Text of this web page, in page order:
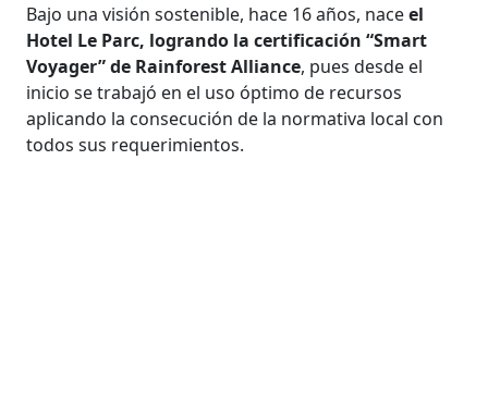
Bajo una visión sostenible, hace 16 años, naceel
Hotel Le Parc, logrando la certificación “Smart
Voyager” de Rainforest Alliance, pues desde el
inicio se trabajó en el uso óptimo de recursos
aplicando la consecución de la normativa local con
todos sus requerimientos.